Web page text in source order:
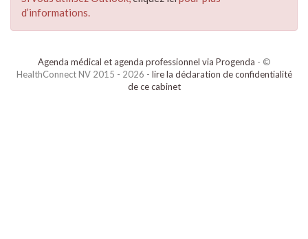
d’informations.
Agenda médical et agenda professionnel via Progenda - ©
HealthConnect NV 2015 - 2026 - lire la déclaration de confidentialité
de ce cabinet